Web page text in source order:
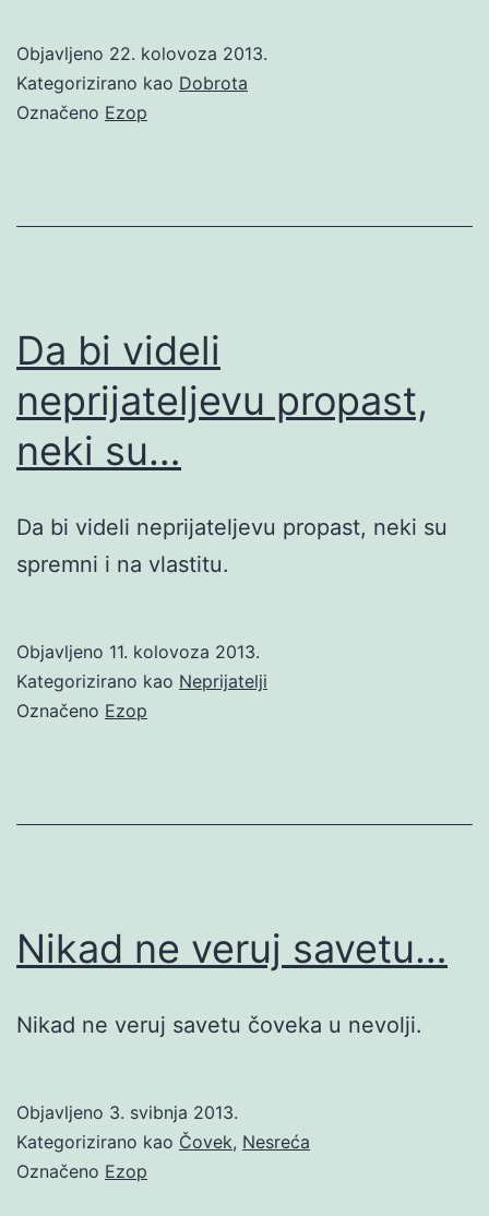
Objavljeno 22. kolovoza 2013.
Kategorizirano kao Dobrota
Označeno Ezop
Da bi videli
neprijateljevu propast,
neki su…
Da bi videli neprijateljevu propast, neki su
spremni i na vlastitu.
Objavljeno 11. kolovoza 2013.
Kategorizirano kao Neprijatelji
Označeno Ezop
Nikad ne veruj savetu…
Nikad ne veruj savetu čoveka u nevolji.
Objavljeno 3. svibnja 2013.
Kategorizirano kao Čovek, Nesreća
Označeno Ezop